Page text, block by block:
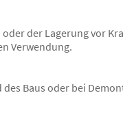
der Lagerung vor
Verwendung.
Baus oder bei